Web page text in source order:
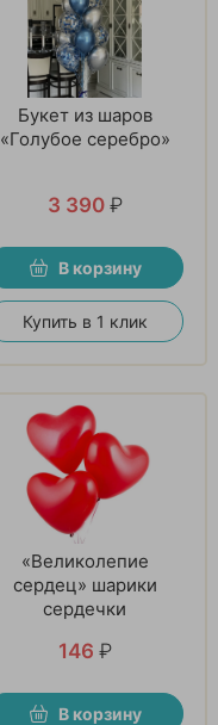
Букет из шаров
«Голубое серебро»
3 390 ₽
В корзину
Купить в 1 клик
«Великолепие
сердец» шарики
сердечки
146 ₽
В корзину